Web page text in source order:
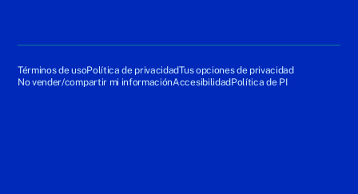
Términos de usoPolítica de privacidadTus opciones de privacidad
No vender/compartir mi informaciónAccesibilidadPolítica de PI